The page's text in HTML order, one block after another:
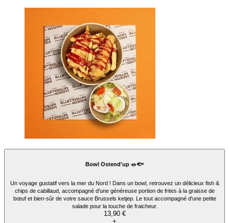
Bowl Ostend'up 🥗🐟
Un voyage gustatif vers la mer du Nord ! Dans un bowl, retrouvez un délicieux fish &
chips de cabillaud, accompagné d'une généreuse portion de frites à la graisse de
bœuf et bien-sûr de votre sauce Brussels ketjep. Le tout accompagné d'une petite
salade pour la touche de fraicheur.
13,90 €
+